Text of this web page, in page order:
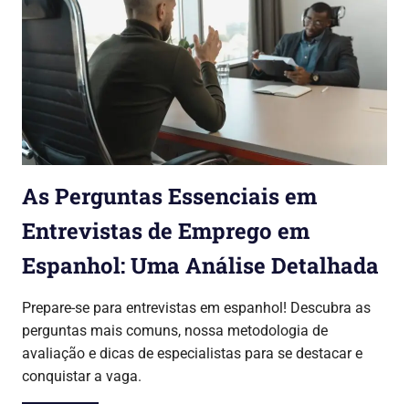
As Perguntas Essenciais em
Entrevistas de Emprego em
Espanhol: Uma Análise Detalhada
Prepare-se para entrevistas em espanhol! Descubra as
perguntas mais comuns, nossa metodologia de
avaliação e dicas de especialistas para se destacar e
conquistar a vaga.